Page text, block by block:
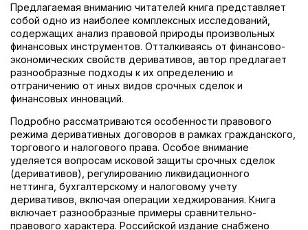
Предлагаемая вниманию читателей книга представляет
собой одно из наиболее комплексных исследований,
содержащих анализ правовой природы произвольных
финансовых инструментов. Отталкиваясь от финансово-
экономических свойств деривативов, автор предлагает
разнообразные подходы к их определению и
отграничению от иных видов срочных сделок и
финансовых инноваций.
Подробно рассматриваются особенности правового
режима деривативных договоров в рамках гражданского,
торгового и налогового права. Особое внимание
уделяется вопросам исковой защиты срочных сделок
(деривативов), регулированию ликвидационного
неттинга, бухгалтерскому и налоговому учету
деривативов, включая операции хеджирования. Книга
включает разнообразные примеры сравнительно-
правового характера. Российской издание снабжено